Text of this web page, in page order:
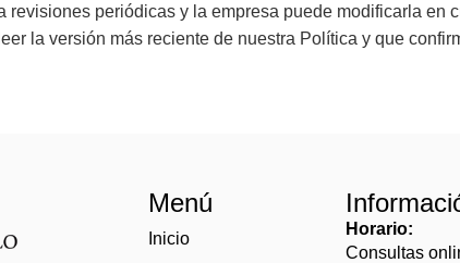
revisiones periódicas y la empresa puede modificarla
la versión más reciente de nuestra Política y que
Menú
Inicio
Horario:
Consultas